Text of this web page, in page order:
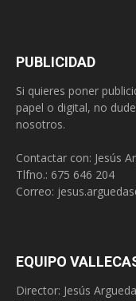
PUBLICIDAD
Si quieres poner
papel o digital, no
nosotros.
Contactar con: Jesús
Tlfno.: 675 646 204
Correo:
EQUIPO
Director: Jesús